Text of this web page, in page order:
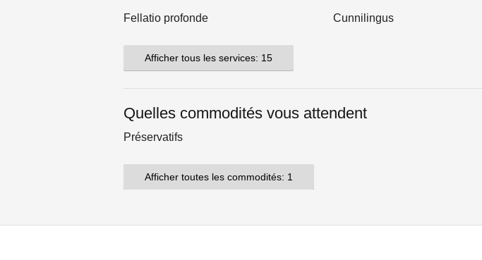
Fellatio profonde Cunnilingus
Afficher tous les services: 15
Quelles commodités vous attendent
Préservatifs
Afficher toutes les commodités: 1